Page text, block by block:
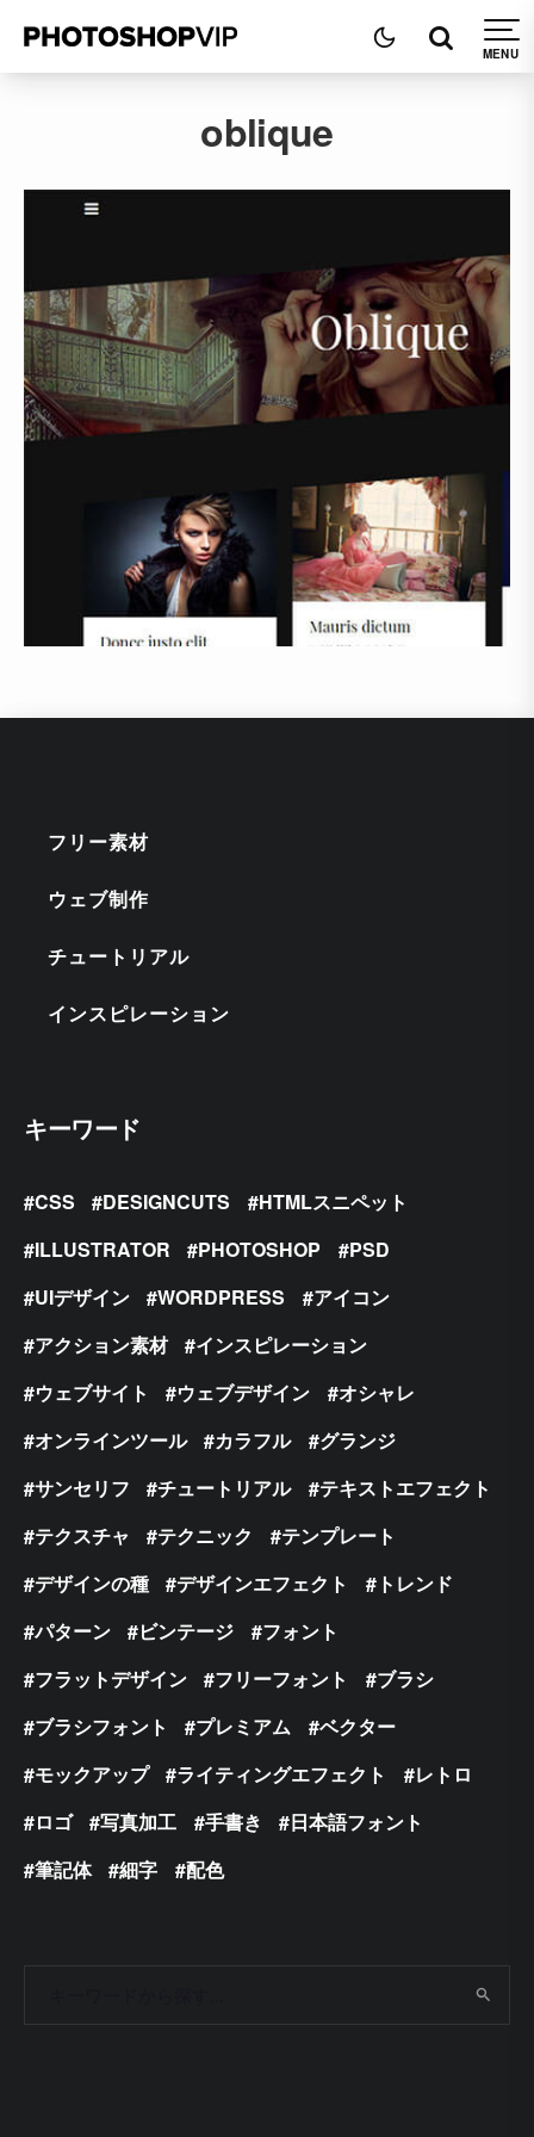
oblique
フリー素材
ウェブ制作
チュートリアル
インスピレーション
キーワード
CSS DESIGNCUTS
HTMLスニペット
ILLUSTRATOR
PHOTOSHOP
PSD
UIデザイン
WORDPRESS
アイコン
アクション素材
インスピレーション
ウェブサイト
ウェブデザイン
オシャレ
オンラインツール
カラフル
グランジ
サンセリフ
チュートリアル
テキストエフェクト
テクスチャ
テクニック
テンプレート
デザインの種
デザインエフェクト
トレンド
パターン
ビンテージ
フォント
フラットデザイン
フリーフォント
ブラシ
ブラシフォント
プレミアム
ベクター
モックアップ
ライティングエフェクト
レトロ
ロゴ
写真加工 手書き
日本語フォント
筆記体
細字 配色